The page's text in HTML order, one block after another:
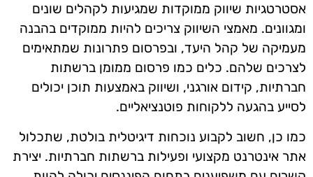
אסטרטגיות שיווק ממוקדות שמגיעות לקהלים שונים
ומגוונים. מאמצי השיווק צריכים להיות ממוקדים בהבנה
מעמיקה של קהל היעד, ובפרסום פתרונות שמתאימים
לצרכים שלהם. כלים כמו פרסום ממומן ברשתות
חברתיות, קידום אורגני, ושיווק באמצעות תוכן יכולים
לסייע בהגעה ללקוחות פוטנציאליים.
כמו כן, חשוב לקבוע נוכחות דיגיטלית בולטת, שתכלול
אתר אינטרנט מקצועי ופעילות ברשתות חברתיות. יצירת